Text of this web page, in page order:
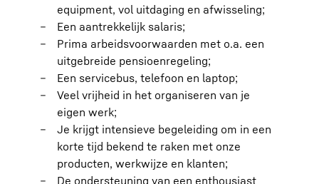
equipment, vol uitdaging en afwisseling;
Een aantrekkelijk salaris;
Prima arbeidsvoorwaarden met o.a. een
uitgebreide pensioenregeling;
Een servicebus, telefoon en laptop;
Veel vrijheid in het organiseren van je
eigen werk;
Je krijgt intensieve begeleiding om in een
korte tijd bekend te raken met onze
producten, werkwijze en klanten;
De ondersteuning van een enthousiast